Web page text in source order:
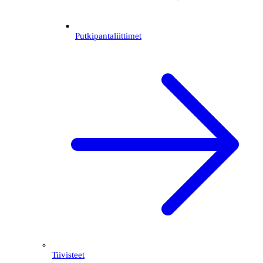
Putkipantaliittimet
Tiivisteet